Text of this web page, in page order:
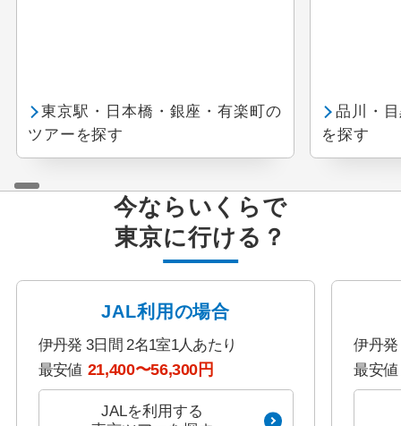
東京駅・日本橋・銀座・有楽町の
ツアーを探す
品川・
を探す
今ならいくらで
東京に行ける？
JAL利用の場合
伊丹発 3日間 2名1室1人あたり
最安値 21,400〜56,300円
JALを利用する
伊丹発
最安値